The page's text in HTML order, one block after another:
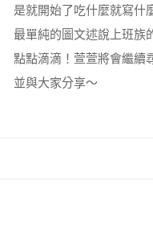
是就開始了吃什麼就寫什
最單純的圖文述說上班族
點點滴滴！萱萱將會繼續
並與大家分享～